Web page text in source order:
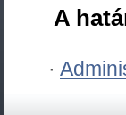
A
·